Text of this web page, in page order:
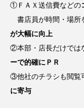
①ＦＡＸ送信費などの
書店員が時間・場所
が大幅に向上
②本部・店長だけでは
ーで的確にＰＲ
③他社のチラシも閲覧
に寄与